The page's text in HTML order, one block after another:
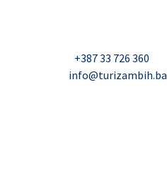
+387 33 726 360
info@turizambih.ba